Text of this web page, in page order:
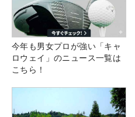
今年も男女プロが強い「キャ
ロウェイ」のニュース一覧は
こちら！